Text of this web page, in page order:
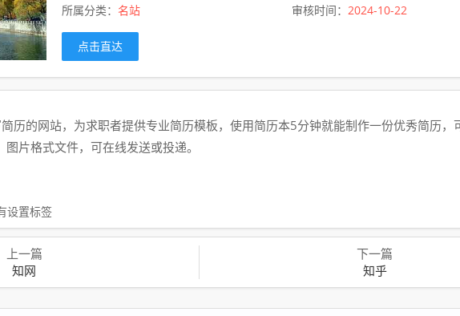
所属分类： 名站 审核时间： 2024-10-22
点击直达
历的网站，为求职者提供专业简历模板，使用简历本5分钟就能制作一份优秀简历，
片格式文件，可在线发送或投递。
设置标签
上一篇
知网
下一篇
知乎